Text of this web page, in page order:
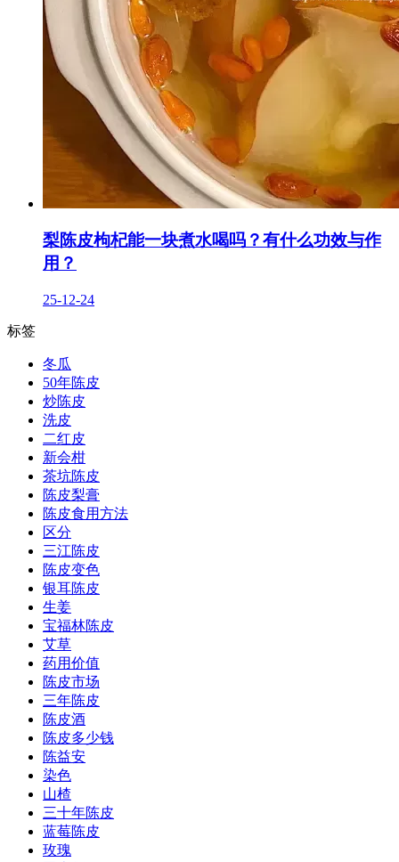
梨陈皮枸杞能一块煮水喝吗？有什么功效与作
用？
25-12-24
标签
冬瓜
50年陈皮
炒陈皮
洗皮
二红皮
新会柑
茶坑陈皮
陈皮梨膏
陈皮食用方法
区分
三江陈皮
陈皮变色
银耳陈皮
生姜
宝福林陈皮
艾草
药用价值
陈皮市场
三年陈皮
陈皮酒
陈皮多少钱
陈益安
染色
山楂
三十年陈皮
蓝莓陈皮
玫瑰